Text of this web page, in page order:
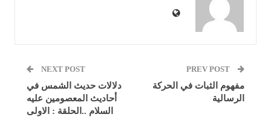
مفهوم الثبات في الحركة
الرسالية
NEXT POST
دلالات حديث الشمس في
أحاديث المعصومين عليه
السلام ..الحلقة : الاولى